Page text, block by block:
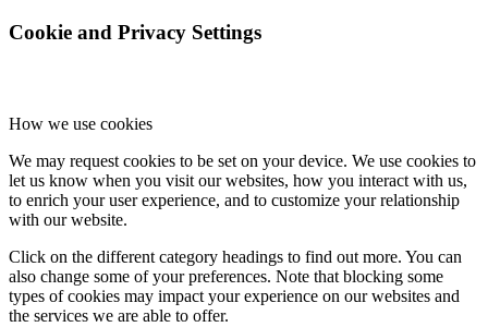
Cookie and Privacy Settings
How we use cookies
We may request cookies to be set on your device. We use cookies to
let us know when you visit our websites, how you interact with us,
to enrich your user experience, and to customize your relationship
with our website.
Click on the different category headings to find out more. You can
also change some of your preferences. Note that blocking some
types of cookies may impact your experience on our websites and
the services we are able to offer.